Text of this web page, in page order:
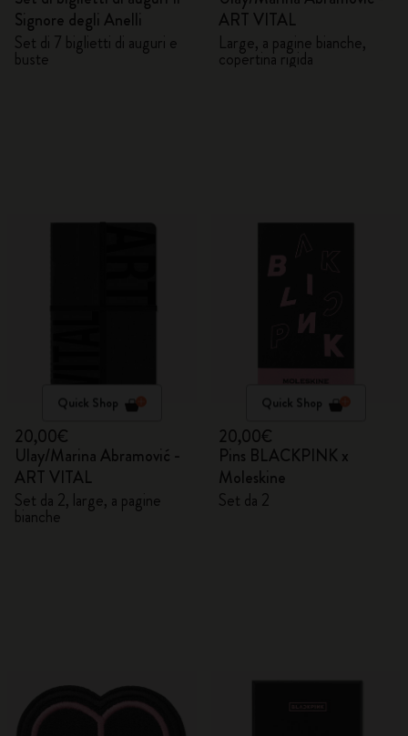
Signore degli Anelli
Set di 7 biglietti di auguri e
buste
ART VITAL
Large, a pagine bianche,
copertina rigida
Quick Shop
20,00€
Ulay/Marina Abramović -
ART VITAL
Set da 2, large, a pagine
bianche
Quick Shop
20,00€
Pins BLACKPINK x
Moleskine
Set da 2